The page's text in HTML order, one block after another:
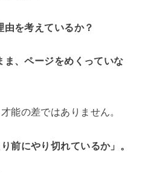
を考えているか？
ま、ページをめくっていな
能の差ではありません。
前にやり切れているか」。